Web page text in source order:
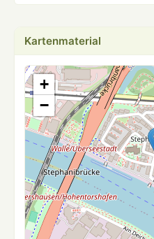
Kartenmaterial
+
−